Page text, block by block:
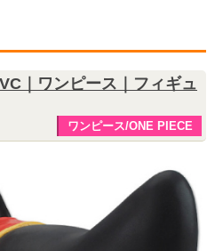
｜ワンピース｜フィギュ
ワンピース/ONE PIECE